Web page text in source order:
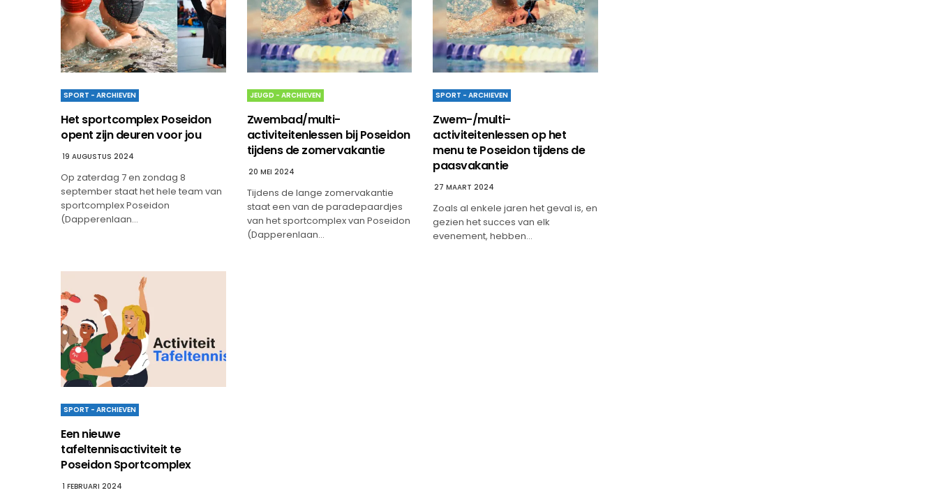
SPORT - ARCHIEVEN
Het sportcomplex Poseidon
opent zijn deuren voor jou
19 AUGUSTUS 2024
Op zaterdag 7 en zondag 8
september staat het hele team van
sportcomplex Poseidon
(Dapperenlaan…
JEUGD - ARCHIEVEN
Zwembad/multi-
activiteitenlessen bij Poseidon
tijdens de zomervakantie
20 MEI 2024
Tijdens de lange zomervakantie
staat een van de paradepaardjes
van het sportcomplex van Poseidon
(Dapperenlaan…
SPORT - ARCHIEVEN
Zwem-/multi-
activiteitenlessen op het
menu te Poseidon tijdens de
paasvakantie
27 MAART 2024
Zoals al enkele jaren het geval is, en
gezien het succes van elk
evenement, hebben…
SPORT - ARCHIEVEN
Een nieuwe
tafeltennisactiviteit te
Poseidon Sportcomplex
1 FEBRUARI 2024